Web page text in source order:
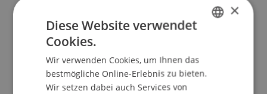
Verleihung des Preises der Liechtensteinischen
Treuhandkammer. Dr. Stefan Wenaweser,
Präsident der Treuhandkammer, überreichte die
Auszeichnung an Anna Wohlwend, die den
Jahrgang mit exzellenten Ergebnissen abschloss.
×
Diese Website verwendet
Cookies.
Wir verwenden Cookies, um Ihnen das
bestmögliche Online-Erlebnis zu bieten.
Wir setzen dabei auch Services von